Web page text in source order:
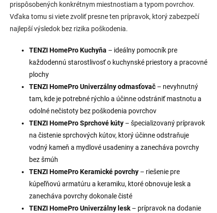
prispôsobených konkrétnym miestnostiam a typom povrchov.
Vďaka tomu si viete zvoliť presne ten prípravok, ktorý zabezpečí
najlepší výsledok bez rizika poškodenia.
TENZI HomePro Kuchyňa – ideálny pomocník pre
každodennú starostlivosť o kuchynské priestory a pracovné
plochy
TENZI HomePro Univerzálny odmasťovač – nevyhnutný
tam, kde je potrebné rýchlo a účinne odstrániť mastnotu a
odolné nečistoty bez poškodenia povrchov
TENZI HomePro Sprchové kúty – špecializovaný prípravok
na čistenie sprchových kútov, ktorý účinne odstraňuje
vodný kameň a mydlové usadeniny a zanecháva povrchy
bez šmúh
TENZI HomePro Keramické povrchy – riešenie pre
kúpeľňovú armatúru a keramiku, ktoré obnovuje lesk a
zanecháva povrchy dokonale čisté
TENZI HomePro Univerzálny lesk – prípravok na dodanie